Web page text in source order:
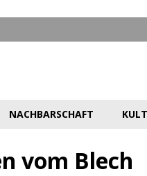
NACHBARSCHAFT
vom Blech